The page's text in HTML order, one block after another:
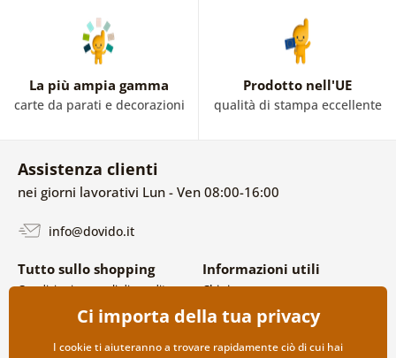
La più ampia gamma
carte da parati e decorazioni
Prodotto nell'UE
qualità di stampa eccellente
Assistenza clienti
nei giorni lavorativi Lun - Ven 08:00-16:00
info@dovido.it
Tutto sullo shopping
Condizioni generali di vendita e
Politica sulla privacy
Opzioni di spedizione e
Informazioni utili
Chi siamo
FAQ
Contatti
Collaborazione all’ingrosso
Ci importa della tua privacy
I cookie ti aiuteranno a trovare rapidamente ciò di cui hai